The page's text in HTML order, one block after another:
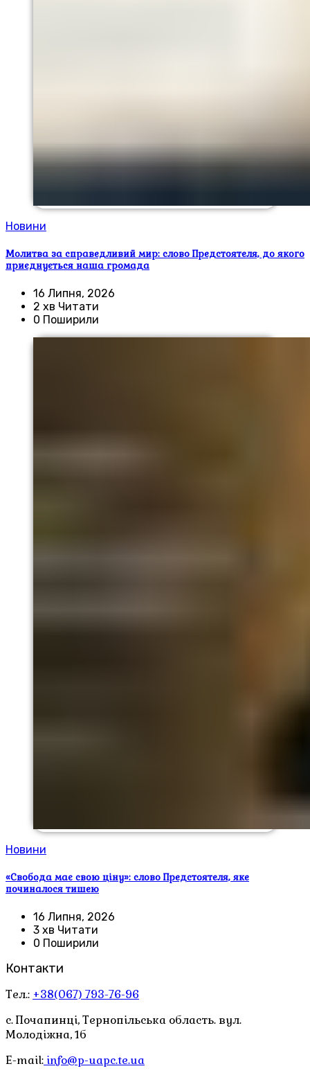
Новини
Молитва за справедливий мир: слово Предстоятеля, до якого
приєднується наша громада
16 Липня, 2026
2 хв Читати
0 Поширили
Новини
«Свобода має свою ціну»: слово Предстоятеля, яке
починалося тишею
16 Липня, 2026
3 хв Читати
0 Поширили
Контакти
Тел.: +38(067) 793-76-96
с. Почапинці, Тернопільська область. вул.
Молодіжна, 1б
E-mail: info@p-uapc.te.ua